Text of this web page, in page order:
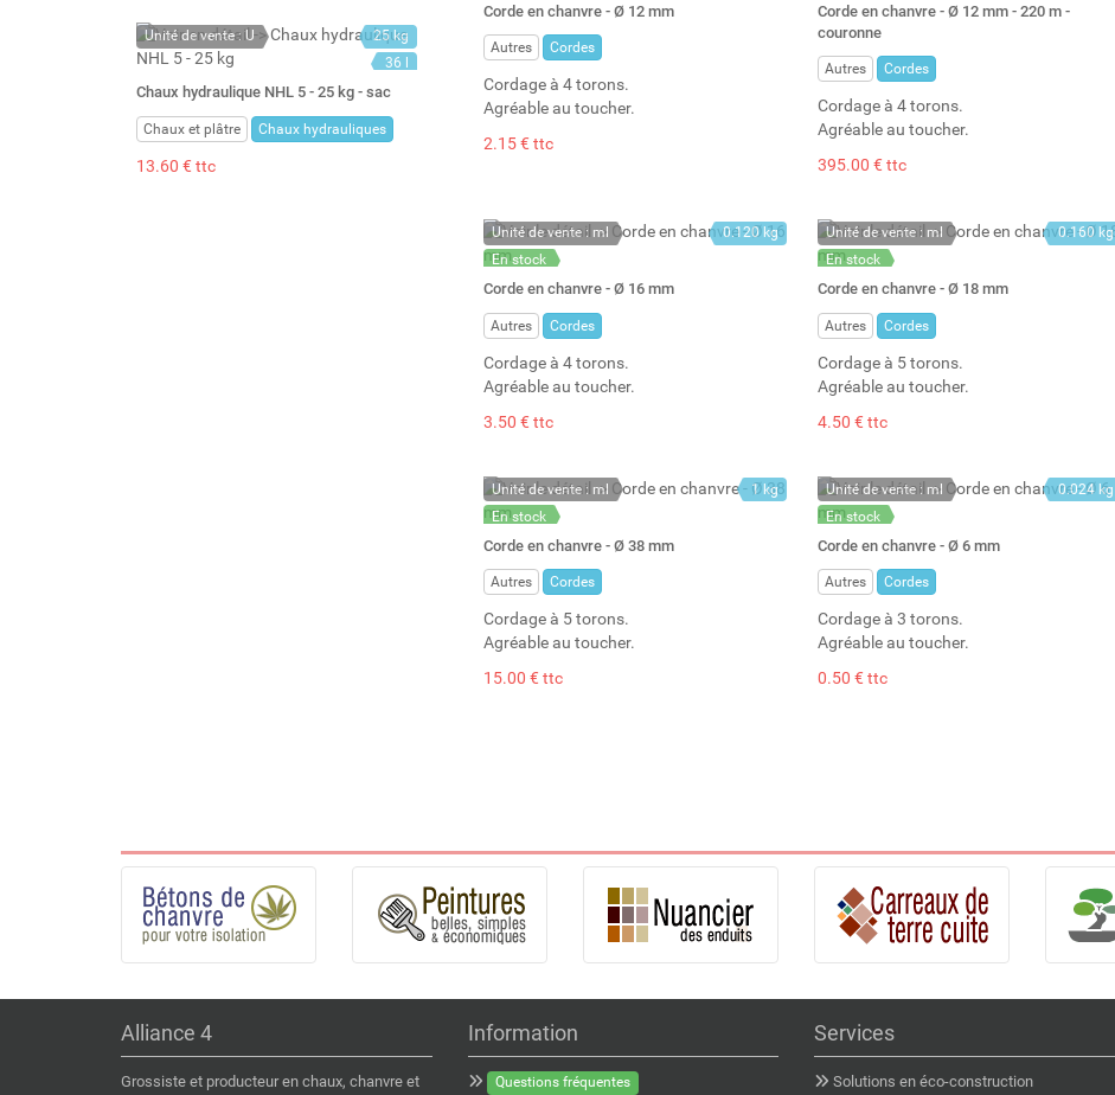
Unité de vente : U
25 kg
36 l
Chaux hydraulique NHL 5 - 25 kg - sac
Chaux et plâtre Chaux hydrauliques
13.60 € ttc
Stock : 291
Corde en chanvre - Ø 12 mm
Autres Cordes
Cordage à 4 torons.
Agréable au toucher.
2.15 € ttc
Stock : 1
Corde en chanvre - Ø 12 mm - 220 m -
couronne
Autres Cordes
Cordage à 4 torons.
Agréable au toucher.
395.00 € ttc
Unité de vente : ml
En stock
Stock : 120
0.120 kg
Corde en chanvre - Ø 16 mm
Autres Cordes
Cordage à 4 torons.
Agréable au toucher.
3.50 € ttc
Unité de vente : ml
En stock
Stock : 111
0.160 kg
Corde en chanvre - Ø 18 mm
Autres Cordes
Cordage à 5 torons.
Agréable au toucher.
4.50 € ttc
Unité de vente : ml
En stock
Stock : 20
1 kg
Corde en chanvre - Ø 38 mm
Autres Cordes
Cordage à 5 torons.
Agréable au toucher.
15.00 € ttc
Unité de vente : ml
En stock
Stock : 390
0.024 kg
Corde en chanvre - Ø 6 mm
Autres Cordes
Cordage à 3 torons.
Agréable au toucher.
0.50 € ttc
Alliance 4
Grossiste et producteur en chaux, chanvre et
Information
Questions fréquentes
Services
Solutions en éco-construction